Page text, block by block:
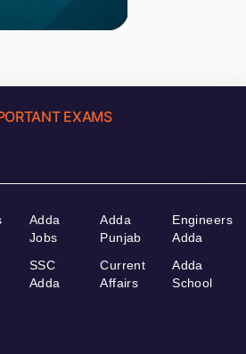
EXAMS
Adda
Jobs
SSC
Adda
Adda
Punjab
Current
Affairs
Engineers
Adda
Adda
School